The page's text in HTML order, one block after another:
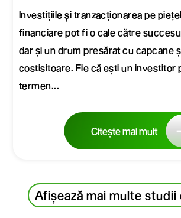
Investițiile și tranzacționarea pe
financiare pot fi o cale către
dar și un drum presărat cu capcane
costisitoare. Fie că ești un investitor
termen...
Citește mai mult
Afișează mai multe studii